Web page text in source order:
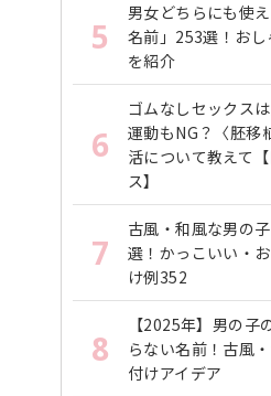
5
男女どちらにも使
名前」253選！おし
を紹介
6
ゴムなしセックス
運動もNG？〈胚移
活について教えて
ス】
7
古風・和風な男の
選！かっこいい・
け例352
8
【2025年】男の子
らない名前！古風
付けアイデア